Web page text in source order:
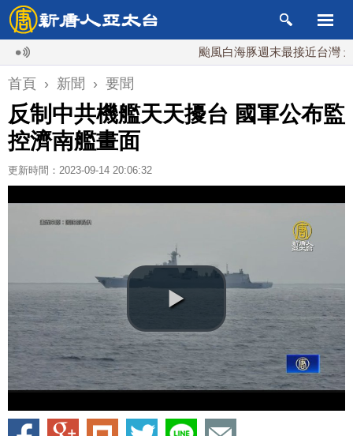
颱風白海豚週末最接近台灣 最快9
首頁 › 新聞 › 要聞
反制中共機艦天天擾台 國軍公布監
控濟南艦畫面
更新時間：2023-09-14 20:06:32